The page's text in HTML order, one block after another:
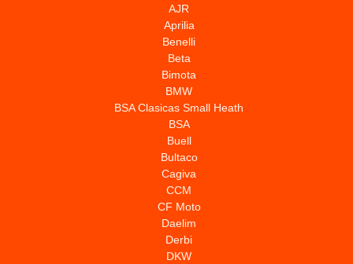
AJR
Aprilia
Benelli
Beta
Bimota
BMW
BSA Clasicas Small Heath
BSA
Buell
Bultaco
Cagiva
CCM
CF Moto
Daelim
Derbi
DKW